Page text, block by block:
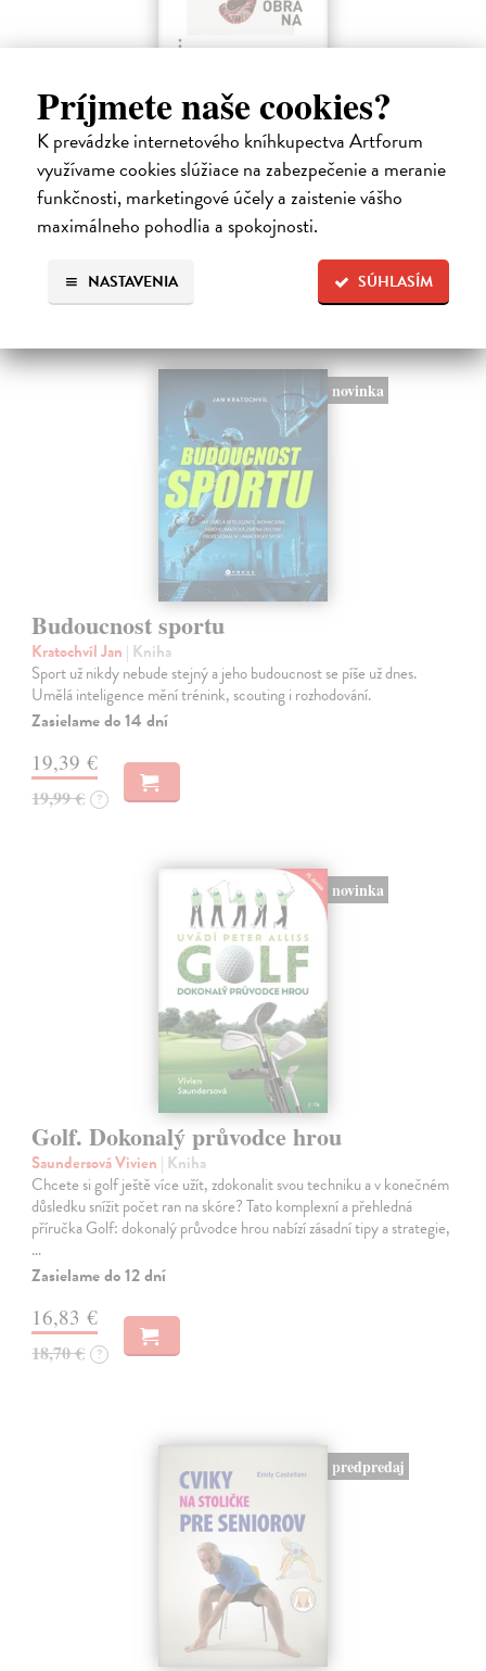
Príjmete naše cookies?
K prevádzke internetového kníhkupectva Artforum
využívame cookies slúžiace na zabezpečenie a meranie
funkčnosti, marketingové účely a zaistenie vášho
maximálneho pohodlia a spokojnosti.
SÚHLASÍM
NASTAVENIA
Moderná sebaobrana
Houdek Jasmína, Houdek Pavel | Kniha
Stretli ste sa niekedy so sexuálnym obťažovaním? Čelili ste
sexistickým vtipom alebo nevhodným narážkam svojho šéfa?
Na sklade ?
17,90 € ?
novinka
Budoucnost sportu
Kratochvíl Jan | Kniha
Sport už nikdy nebude stejný a jeho budoucnost se píše už dnes.
Umělá inteligence mění trénink, scouting i rozhodování.
Zasielame do 14 dní
19,39 €
19,99 € ?
novinka
Golf. Dokonalý průvodce hrou
Saundersová Vivien | Kniha
Chcete si golf ještě více užít, zdokonalit svou techniku a v konečném
důsledku snížit počet ran na skóre? Tato komplexní a přehledná
příručka Golf: dokonalý průvodce hrou nabízí zásadní tipy a strategie,
…
Zasielame do 12 dní
16,83 €
18,70 € ?
predpredaj